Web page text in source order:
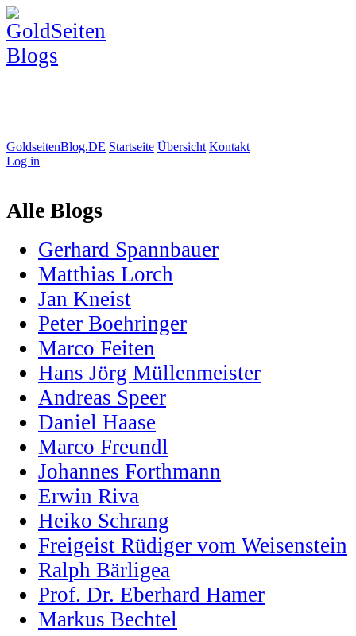
GoldseitenBlog.DE Startseite Übersicht Kontakt
Log in
Alle Blogs
Gerhard Spannbauer
Matthias Lorch
Jan Kneist
Peter Boehringer
Marco Feiten
Hans Jörg Müllenmeister
Andreas Speer
Daniel Haase
Marco Freundl
Johannes Forthmann
Erwin Riva
Heiko Schrang
Freigeist Rüdiger vom Weisenstein
Ralph Bärligea
Prof. Dr. Eberhard Hamer
Markus Bechtel